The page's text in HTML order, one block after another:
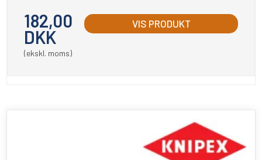
182,00
DKK
(ekskl. moms)
VIS PRODUKT